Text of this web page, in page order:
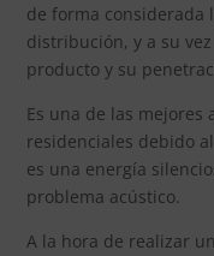
de forma considerada
distribución, y a su
producto y su
Es una de las mejores
residenciales debido
es una energía
problema acústico.
A la hora de realizar